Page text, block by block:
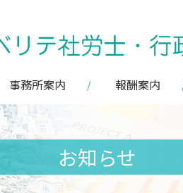
事務所案内 報酬案内
お知らせ